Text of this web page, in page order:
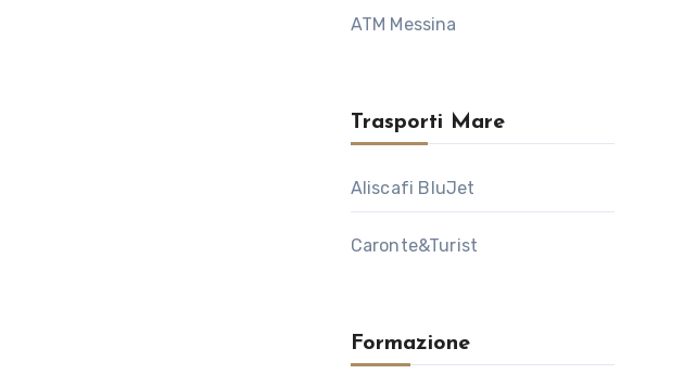
ATM Messina
Trasporti Mare
Aliscafi BluJet
Caronte&Turist
Formazione